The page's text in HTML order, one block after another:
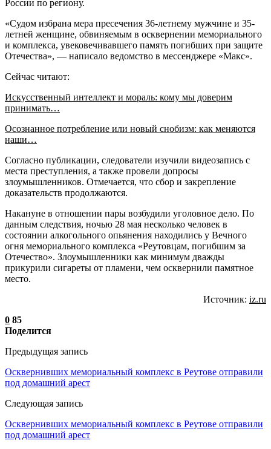
России по региону.
«Судом избрана мера пресечения 36-летнему мужчине и 35-
летней женщине, обвиняемым в осквернении мемориального
и комплекса, увековечивавшего память погибших при защите
Отечества», — написало ведомство в мессенджере «Макс».
Сейчас читают:
Искусственный интеллект и мораль: кому мы доверим
принимать…
Осознанное потребление или новый снобизм: как меняются
наши…
Согласно публикации, следователи изучили видеозапись с
места преступления, а также провели допросы
злоумышленников. Отмечается, что сбор и закрепление
доказательств продолжаются.
Накануне в отношении пары возбудили уголовное дело. По
данным следствия, ночью 28 мая несколько человек в
состоянии алкогольного опьянения находились у Вечного
огня мемориального комплекса «Реутовцам, погибшим за
Отечество». Злоумышленники как минимум дважды
прикурили сигареты от пламени, чем осквернили памятное
место.
Источник: iz.ru
0 85
Поделится
Предыдущая запись
Осквернивших мемориальный комплекс в Реутове отправили
под домашний арест
Следующая запись
Осквернивших мемориальный комплекс в Реутове отправили
под домашний арест